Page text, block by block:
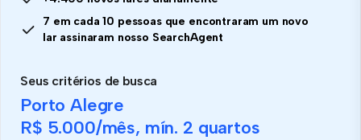
7 em cada 10 pessoas que encontraram um novo
lar assinaram nosso SearchAgent
Seus critérios de busca
Porto Alegre
R$ 5.000/mês, mín. 2 quartos